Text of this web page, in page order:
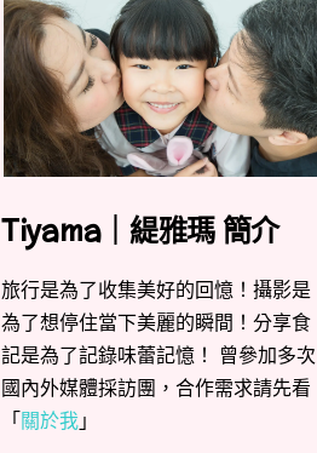
Tiyama｜緹雅瑪 簡介
旅行是為了收集美好的回憶！攝影是
為了想停住當下美麗的瞬間！分享食
記是為了記錄味蕾記憶！ 曾參加多次
國內外媒體採訪團，合作需求請先看
「關於我」